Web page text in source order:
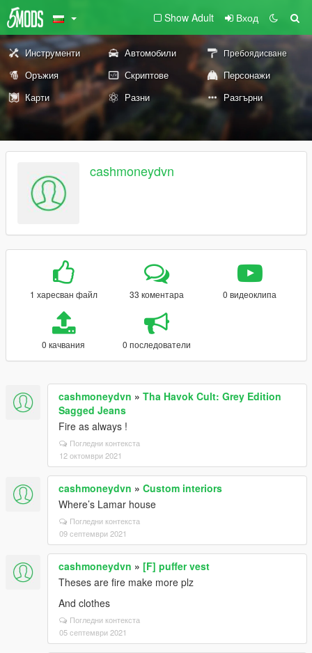
Show Adult Вход
Инструменти Автомобили Пребоядисване
Оръжия Скриптове
Персонажи
Карти
Разни Разгърни
cashmoneydvn
1 харесван файл 33 коментара 0 видеоклипа
0 качвания 0 последователи
cashmoneydvn » Tha Havok Cult: Grey Edition
Sagged Jeans
Fire as always !
Погледни контекста
12 октомври 2021
cashmoneydvn » Custom interiors
Where’s Lamar house
Погледни контекста
09 септември 2021
cashmoneydvn » [F] puffer vest
Theses are fire make more plz
And clothes
Погледни контекста
05 септември 2021